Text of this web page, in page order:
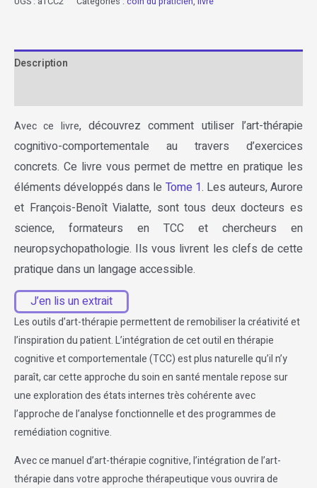
:
mise
en
pratique
Description
Avec ce livre, découvrez comment utiliser l’art-thérapie
cognitivo-comportementale au travers d’exercices
concrets. Ce livre vous permet de mettre en pratique les
éléments développés dans le Tome 1. Les auteurs, Aurore
et François-Benoît Vialatte, sont tous deux docteurs es
science, formateurs en TCC et chercheurs en
neuropsychopathologie. Ils vous livrent les clefs de cette
pratique dans un langage accessible.
J’en lis un extrait
Les outils d’art-thérapie permettent de remobiliser la créativité et
l’inspiration du patient. L’intégration de cet outil en thérapie
cognitive et comportementale (TCC) est plus naturelle qu’il n’y
paraît, car cette approche du soin en santé mentale repose sur
une exploration des états internes très cohérente avec
l’approche de l’analyse fonctionnelle et des programmes de
remédiation cognitive.
Avec ce manuel d’art-thérapie cognitive, l’intégration de l’art-
thérapie dans votre approche thérapeutique vous ouvrira de